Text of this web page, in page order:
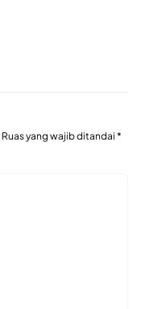
Ruas yang wajib ditandai *